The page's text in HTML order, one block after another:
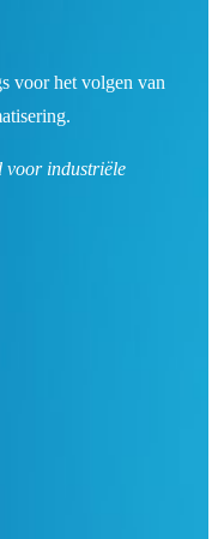
voor het volgen van
voor industriële